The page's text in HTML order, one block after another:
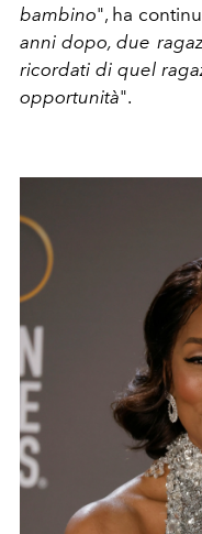
bambino", ha
anni dopo, due
ricordati di quel
opportunità".